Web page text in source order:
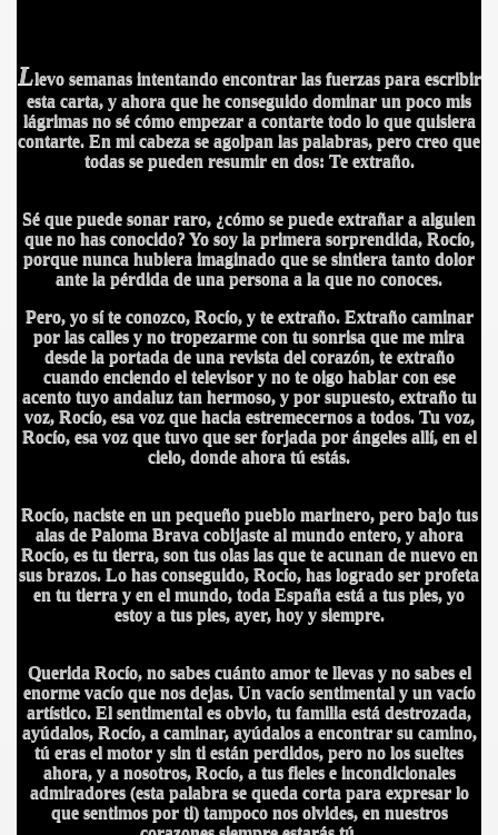
Llevo semanas intentando encontrar las fuerzas para escribir
esta carta, y ahora que he conseguido dominar un poco mis
lágrimas no sé cómo empezar a contarte todo lo que quisiera
contarte. En mi cabeza se agolpan las palabras, pero creo que
todas se pueden resumir en dos: Te extraño.
Sé que puede sonar raro, ¿cómo se puede extrañar a alguien
que no has conocido? Yo soy la primera sorprendida, Rocío,
porque nunca hubiera imaginado que se sintiera tanto dolor
ante la pérdida de una persona a la que no conoces.
Pero, yo sí te conozco, Rocío, y te extraño. Extraño caminar
por las calles y no tropezarme con tu sonrisa que me mira
desde la portada de una revista del corazón, te extraño
cuando enciendo el televisor y no te oigo hablar con ese
acento tuyo andaluz tan hermoso, y por supuesto, extraño tu
voz, Rocío, esa voz que hacia estremecernos a todos. Tu voz,
Rocío, esa voz que tuvo que ser forjada por ángeles allí, en el
cielo, donde ahora tú estás.
Rocío, naciste en un pequeño pueblo marinero, pero bajo tus
alas de Paloma Brava cobijaste al mundo entero, y ahora
Rocío, es tu tierra, son tus olas las que te acunan de nuevo en
sus brazos. Lo has conseguido, Rocío, has logrado ser profeta
en tu tierra y en el mundo, toda España está a tus pies, yo
estoy a tus pies, ayer, hoy y siempre.
Querida Rocío, no sabes cuánto amor te llevas y no sabes el
enorme vacío que nos dejas. Un vacío sentimental y un vacío
artístico. El sentimental es obvio, tu familia está destrozada,
ayúdalos, Rocío, a caminar, ayúdalos a encontrar su camino,
tú eras el motor y sin ti están perdidos, pero no los sueltes
ahora, y a nosotros, Rocío, a tus fieles e incondicionales
admiradores (esta palabra se queda corta para expresar lo
que sentimos por ti) tampoco nos olvides, en nuestros